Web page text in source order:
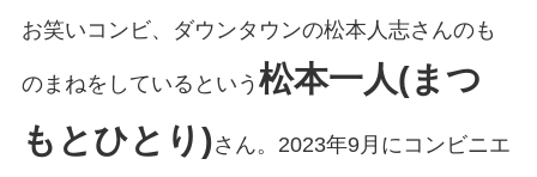
お笑いコンビ、ダウンタウンの松本人志さんのも
のまねをしているという 松本一人(まつ
もとひとり)さん。2023年9月にコンビニエ